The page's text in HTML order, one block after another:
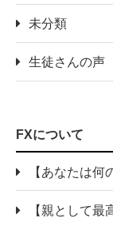
未分類
生徒さんの声
FXについて
【あなたは何
【親として最